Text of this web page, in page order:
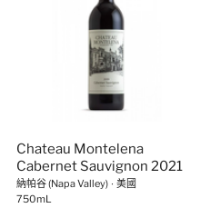
Chateau Montelena
Cabernet Sauvignon 2021
納帕谷 (Napa Valley) ∙ 美國
750mL